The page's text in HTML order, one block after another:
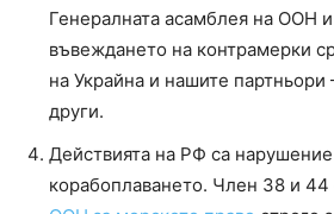
Генералната асамблея на ООН
въвеждането на контрамерки
на Украйна и нашите
други.
Действията на РФ са
корабоплаването. Член 38 и 44